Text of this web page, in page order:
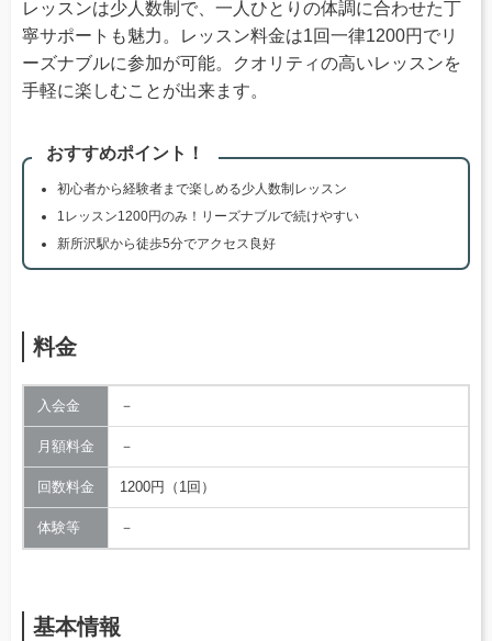
レッスンは少人数制で、一人ひとりの体調に合わせた丁
寧サポートも魅力。レッスン料金は1回一律1200円でリ
ーズナブルに参加が可能。クオリティの高いレッスンを
手軽に楽しむことが出来ます。
おすすめポイント！
初心者から経験者まで楽しめる少人数制レッスン
1レッスン1200円のみ！リーズナブルで続けやすい
新所沢駅から徒歩5分でアクセス良好
料金
入会金 －
月額料金 －
回数料金 1200円（1回）
体験等 －
基本情報